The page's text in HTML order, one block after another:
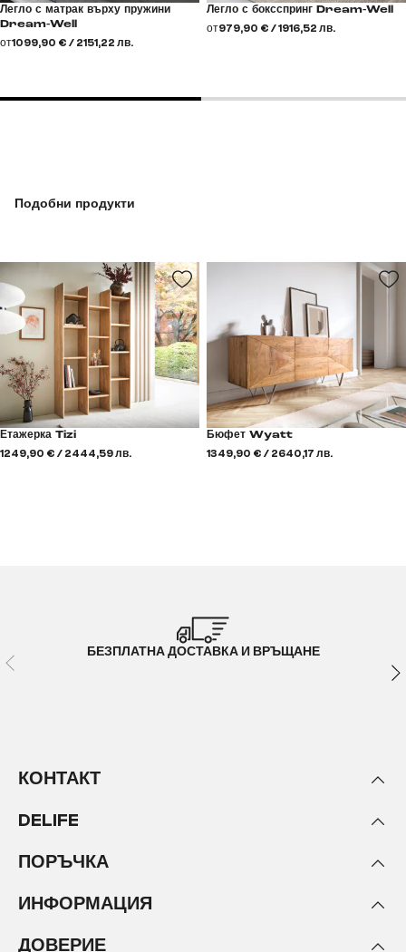
Подобни продукти
Етажерка Tizi
1249,90 € / 2444,59 лв.
Бюфет Wyatt
1349,90 € / 2640,17 лв.
Легло с матрак върху пружини
Dream-Well
от1099,90 € / 2151,22 лв.
Легло с боксспринг Dream-Well
от979,90 € / 1916,52 лв.
БЕЗПЛАТНА ДОСТАВКА И ВРЪЩАНЕ
КОНТАКТ
DELIFE
ПОРЪЧКА
ИНФОРМАЦИЯ
ДОВЕРИЕ